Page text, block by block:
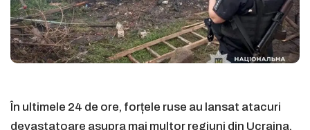
În ultimele 24 de ore, forțele ruse au lansat atacuri
devastatoare asupra mai multor regiuni din Ucraina,